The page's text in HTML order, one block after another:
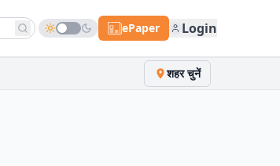
ePaper Login
शहर चुनें